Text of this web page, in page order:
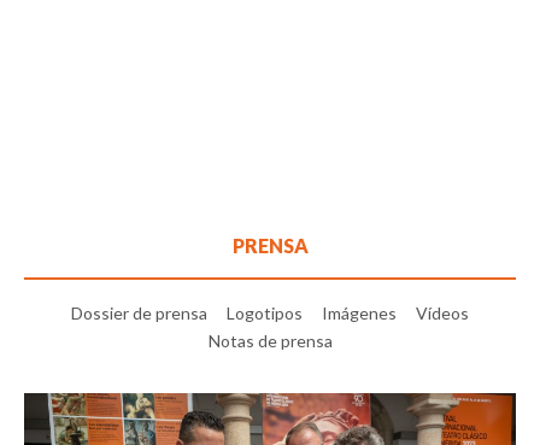
PRENSA
Dossier de prensa Logotipos Imágenes
Vídeos
Notas de prensa